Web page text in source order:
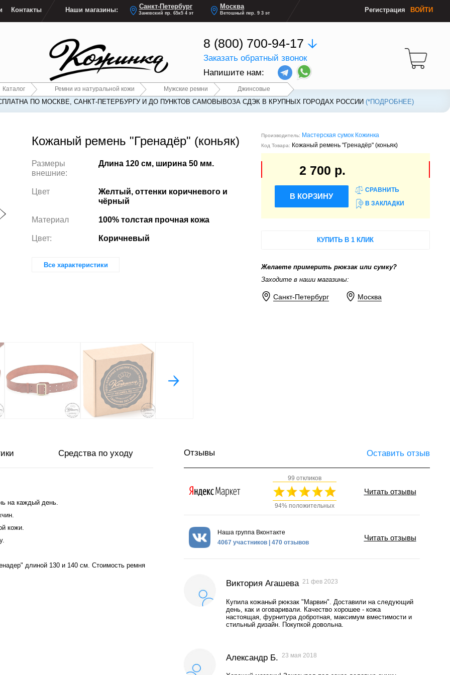
Контакты Наши магазины: Санкт-Петербург
Заневский пр. 65к5 4 эт
Москва
Ветошный пер. 9 3 эт Регистрация ВОЙТИ
8 (800) 700-94-17
Заказать обратный звонок
Напишите нам:
Каталог Ремни из натуральной кожи Мужские ремни Джинсовые
ПО МОСКВЕ, САНКТ-ПЕТЕРБУРГУ И ДО ПУНКТОВ САМОВЫВОЗА СДЭК В КРУПНЫХ ГОРОДАХ РОССИИ (*ПОДРОБНЕЕ)
ПО МОСКВЕ, САНКТ-ПЕТЕРБУРГУ И ДО ПУНКТОВ САМОВЫВОЗА СДЭК В КРУПНЫХ ГОРОДАХ РОССИИ (*ПОДРОБНЕЕ)
Кожаный ремень "Гренадёр" (коньяк)
Размеры
внешние:
Длина 120 см, ширина 50 мм.
Цвет
Желтый, оттенки коричневого и
чёрный
Материал 100% толстая прочная кожа
Цвет: Коричневый
Все характеристики
Производитель: Мастерская сумок Кожинка
Код Товара: Кожаный ремень "Гренадёр" (коньяк)
2 700 р.
В КОРЗИНУ
СРАВНИТЬ
В ЗАКЛАДКИ
КУПИТЬ В 1 КЛИК
Желаете примерить рюкзак или сумку?
Заходите в наши магазины:
Санкт-Петербург Москва
Средства по уходу
на каждый день.
кожи.
длиной 130 и 140 см. Стоимость ремня
Отзывы Оставить отзыв
99 откликов
94% положительных
Читать отзывы
Наша группа Вконтакте
4067 участников | 470 отзывов
Читать отзывы
Виктория Агашева 21 фев 2023
Купила кожаный рюкзак "Марвин". Доставили на следующий
день, как и оговаривали. Качество хорошее - кожа
настоящая, фурнитура добротная, максимум вместимости и
стильный дизайн. Покупкой довольна.
Александр Б. 23 мая 2018